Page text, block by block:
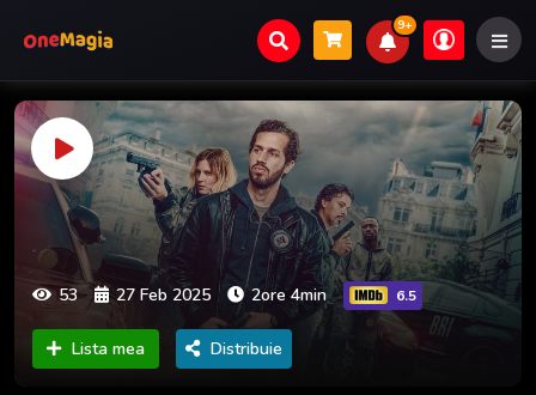
9+
53 27 Feb 2025 2ore 4min 6.5
Lista mea Distribuie